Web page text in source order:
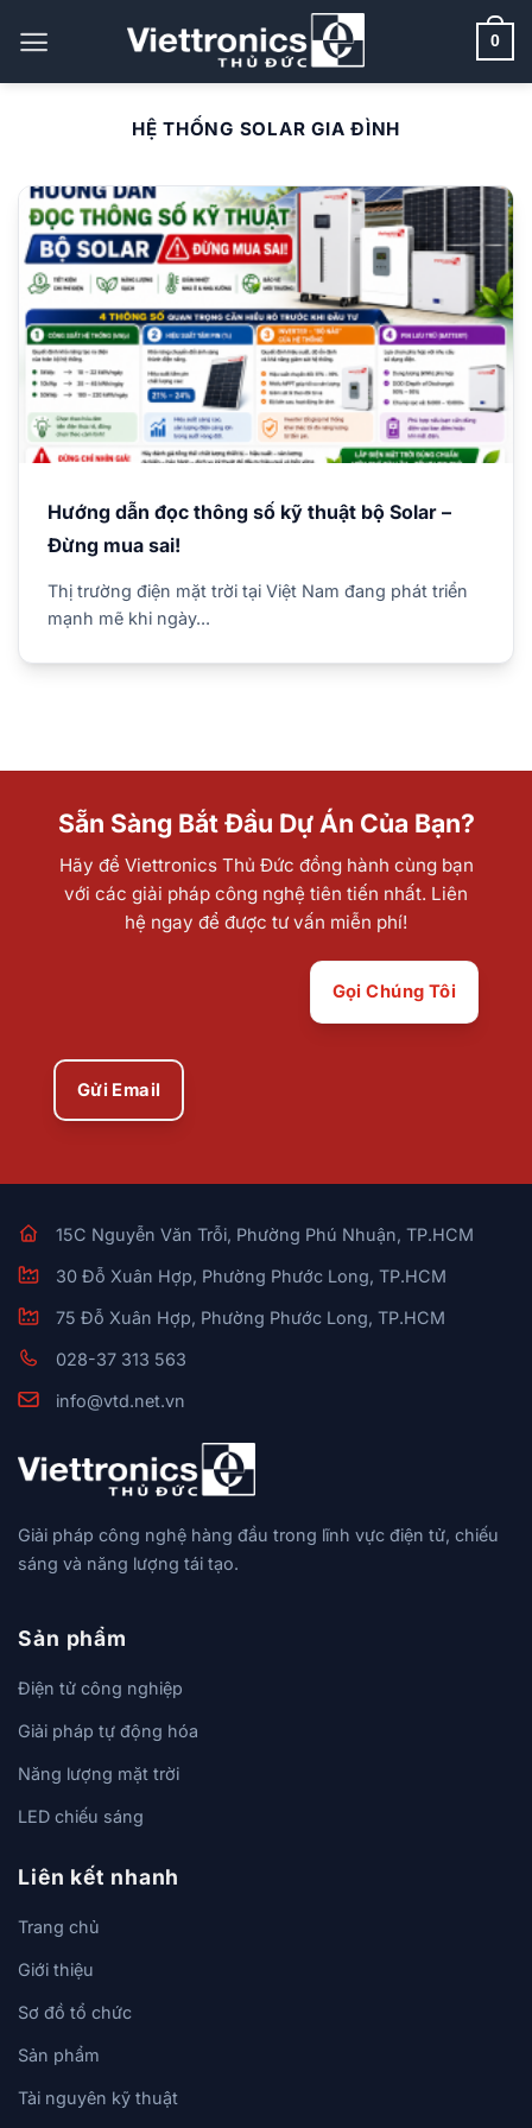
qua
0
HỆ THỐNG SOLAR GIA ĐÌNH
Hướng dẫn đọc thông số kỹ thuật bộ Solar –
Đừng mua sai!
Thị trường điện mặt trời tại Việt Nam đang phát triển
mạnh mẽ khi ngày...
Sẵn Sàng Bắt Đầu Dự Án Của Bạn?
Hãy để Viettronics Thủ Đức đồng hành cùng bạn
với các giải pháp công nghệ tiên tiến nhất. Liên
hệ ngay để được tư vấn miễn phí!
Gọi Chúng Tôi
Gửi Email
15C Nguyễn Văn Trỗi, Phường Phú Nhuận, TP.HCM
30 Đỗ Xuân Hợp, Phường Phước Long, TP.HCM
75 Đỗ Xuân Hợp, Phường Phước Long, TP.HCM
028-37 313 563
info@vtd.net.vn
Giải pháp công nghệ hàng đầu trong lĩnh vực điện tử, chiếu
sáng và năng lượng tái tạo.
Sản phẩm
Điện tử công nghiệp
Giải pháp tự động hóa
Năng lượng mặt trời
LED chiếu sáng
Liên kết nhanh
Trang chủ
Giới thiệu
Sơ đồ tổ chức
Sản phẩm
Tài nguyên kỹ thuật